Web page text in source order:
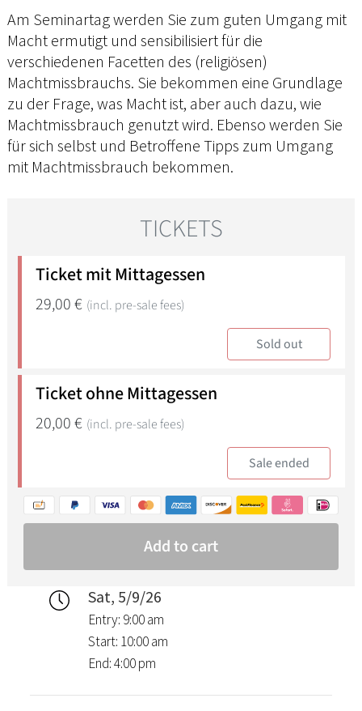
Am Seminartag werden Sie zum guten Umgang mit
Macht ermutigt und sensibilisiert für die
verschiedenen Facetten des (religiösen)
Machtmissbrauchs. Sie bekommen eine Grundlage
zu der Frage, was Macht ist, aber auch dazu, wie
Machtmissbrauch genutzt wird. Ebenso werden Sie
für sich selbst und Betroffene Tipps zum Umgang
mit Machtmissbrauch bekommen.
Sat, 5/9/26
Entry: 9:00 am
Start: 10:00 am
End: 4:00 pm